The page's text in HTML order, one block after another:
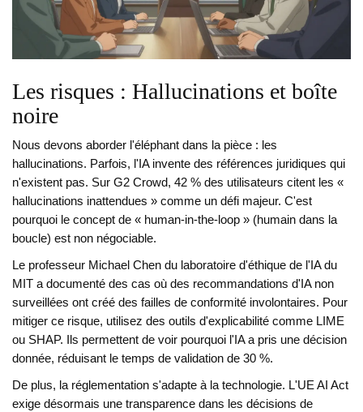
Les risques : Hallucinations et boîte
noire
Nous devons aborder l'éléphant dans la pièce : les
hallucinations. Parfois, l'IA invente des références juridiques qui
n'existent pas. Sur G2 Crowd, 42 % des utilisateurs citent les «
hallucinations inattendues » comme un défi majeur. C'est
pourquoi le concept de « human-in-the-loop » (humain dans la
boucle) est non négociable.
Le professeur Michael Chen du laboratoire d'éthique de l'IA du
MIT a documenté des cas où des recommandations d'IA non
surveillées ont créé des failles de conformité involontaires. Pour
mitiger ce risque, utilisez des outils d'explicabilité comme LIME
ou SHAP. Ils permettent de voir pourquoi l'IA a pris une décision
donnée, réduisant le temps de validation de 30 %.
De plus, la réglementation s'adapte à la technologie. L'UE AI Act
exige désormais une transparence dans les décisions de